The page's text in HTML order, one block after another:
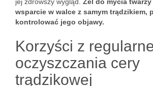
wsparcie w walce z samym trądzikiem,
kontrolować jego objawy.
Korzyści z
oczyszczania cery
trądzikowej